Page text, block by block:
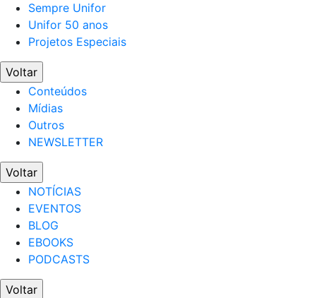
Sempre Unifor
Unifor 50 anos
Projetos Especiais
Voltar
Conteúdos
Mídias
Outros
NEWSLETTER
Voltar
NOTÍCIAS
EVENTOS
BLOG
EBOOKS
PODCASTS
Voltar